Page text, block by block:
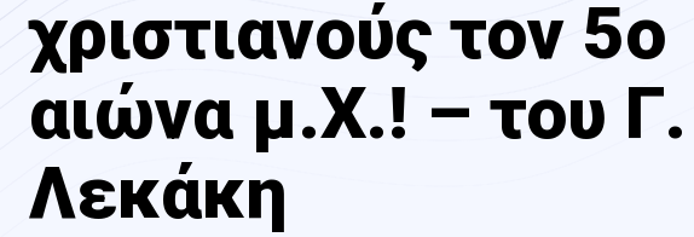
χριστιανούς τον 5ο
αιώνα μ.Χ.! – του Γ.
Λεκάκη